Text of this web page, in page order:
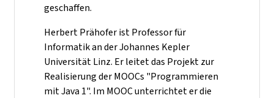
geschaffen.
Herbert Prähofer ist Professor für
Informatik an der Johannes Kepler
Universität Linz. Er leitet das Projekt zur
Realisierung der MOOCs "Programmieren
mit Java 1". Im MOOC unterrichtet er die